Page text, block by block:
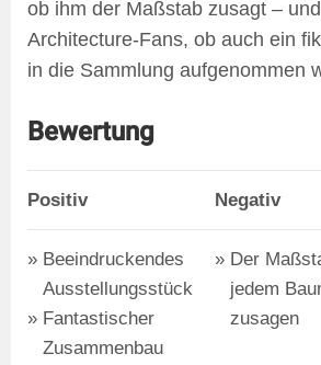
ob ihm der Maßstab zusagt –
Architecture-Fans, ob auch ein
in die Sammlung aufgenommen
Bewertung
Positiv Negativ
Beeindruckendes
Ausstellungsstück
Fantastischer
Zusammenbau
Der
jedem
zusagen